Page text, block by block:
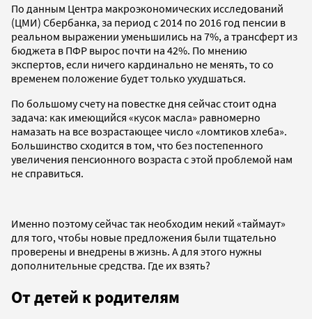
По данным Центра макроэкономических исследований
(ЦМИ) Сбербанка, за период с 2014 по 2016 год пенсии в
реальном выражении уменьшились на 7%, а трансферт из
бюджета в ПФР вырос почти на 42%. По мнению
экспертов, если ничего кардинально не менять, то со
временем положение будет только ухудшаться.
По большому счету на повестке дня сейчас стоит одна
задача: как имеющийся «кусок масла» равномерно
намазать на все возрастающее число «ломтиков хлеба».
Большинство сходится в том, что без постепенного
увеличения пенсионного возраста с этой проблемой нам
не справиться.
Именно поэтому сейчас так необходим некий «таймаут»
для того, чтобы новые предложения были тщательно
проверены и внедрены в жизнь. А для этого нужны
дополнительные средства. Где их взять?
От детей к родителям